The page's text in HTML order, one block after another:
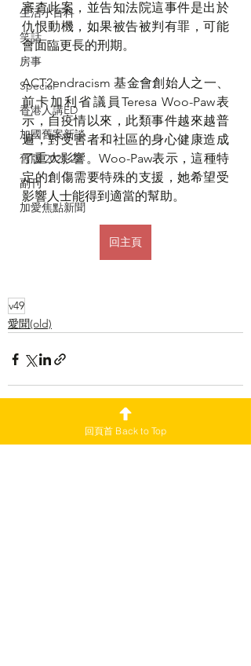
生活小百科
笑話
房事
Special
香港人講ED
加國舊案新談
舊版 2021-22
副刊
加愛焦點新聞
審查此案，並告知法院這事件是出於
仇恨動機，如果被告被判有罪，可能
會面臨更長的刑期。
ACT2endracism 基金會創始人之一、
前卡加利省議員Teresa Woo-Paw表
示，自疫情以來，此類事件越來越普
遍，對受害者和社區的身心健康造成
了重大影響。Woo-Paw表示，這種特
定的創傷需要特殊的支援，她希望受
影響人士能得到適當的幫助。
回主頁
v49
愛聞(old)
最新文章 查看全部
回頁首 Back to Top